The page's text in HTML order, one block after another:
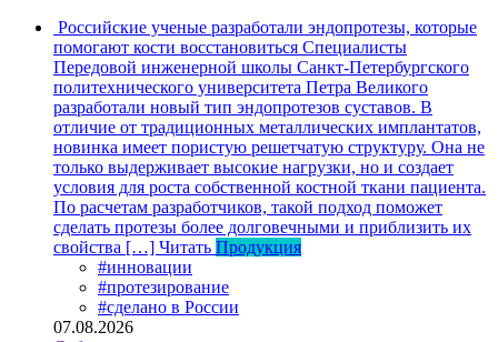
Российские ученые разработали эндопротезы, которые
помогают кости восстановиться Специалисты
Передовой инженерной школы Санкт-Петербургского
политехнического университета Петра Великого
разработали новый тип эндопротезов суставов. В
отличие от традиционных металлических имплантатов,
новинка имеет пористую решетчатую структуру. Она не
только выдерживает высокие нагрузки, но и создает
условия для роста собственной костной ткани пациента.
По расчетам разработчиков, такой подход поможет
сделать протезы более долговечными и приблизить их
свойства […] Читать Продукция
#инновации
#протезирование
#сделано в России
07.08.2026